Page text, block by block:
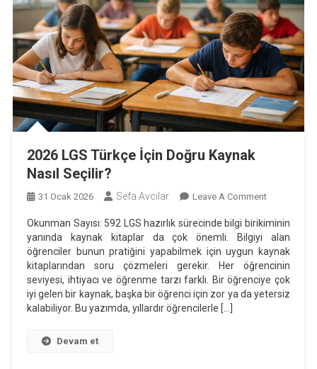
2026 LGS Türkçe İçin Doğru Kaynak
Nasıl Seçilir?
31 Ocak 2026 Sefa Avcılar Leave A CommentOn
LGS
İçin
Doğru
Kaynak
Okunman Sayısı: 592 LGS hazırlık sürecinde bilgi birikiminin
yanında kaynak kitaplar da çok önemli. Bilgiyi alan
öğrenciler bunun pratiğini yapabilmek için uygun kaynak
kitaplarından soru çözmeleri gerekir. Her öğrencinin
seviyesi, ihtiyacı ve öğrenme tarzı farklı. Bir öğrenciye çok
iyi gelen bir kaynak, başka bir öğrenci için zor ya da yetersiz
kalabiliyor. Bu yazımda, yıllardır öğrencilerle […]
Devam et